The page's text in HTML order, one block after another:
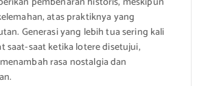
atas praktiknya yang
Generasi yang lebih tua sering kali
saat-saat ketika lotere disetujui,
rasa nostalgia dan